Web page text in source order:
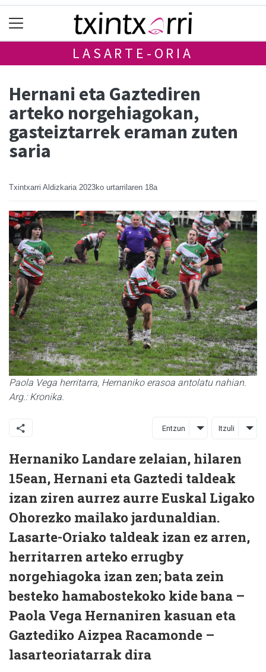
LASARTE-ORIA
Hernani eta Gaztediren
arteko norgehiagokan,
gasteiztarrek eraman zuten
saria
Txintxarri Aldizkaria 2023ko urtarrilaren 18a
Paola Vega herritarra, Hernaniko erasoa antolatu nahian.
Arg.: Kronika.
Entzun Itzuli
Hernaniko Landare zelaian, hilaren
15ean, Hernani eta Gaztedi taldeak
izan ziren aurrez aurre Euskal Ligako
Ohorezko mailako jardunaldian.
Lasarte-Oriako taldeak izan ez arren,
herritarren arteko errugby
norgehiagoka izan zen; bata zein
besteko hamabostekoko kide bana –
Paola Vega Hernaniren kasuan eta
Gaztediko Aizpea Racamonde –
lasarteoriatarrak dira